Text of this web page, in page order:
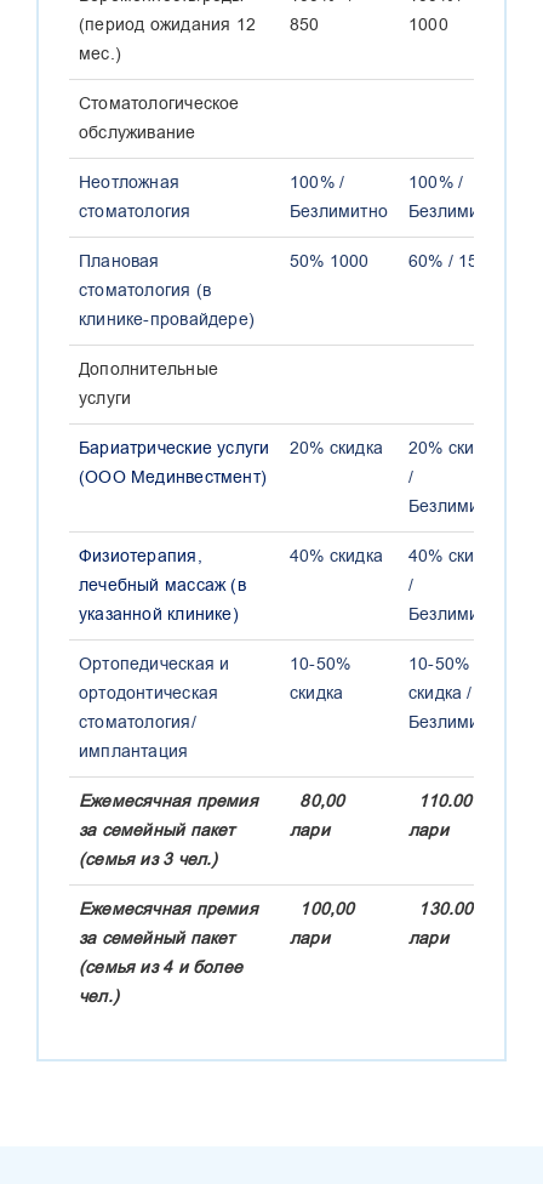
(период ожидания 12
мес.)
850
1000
Стоматологическое
обслуживание
Неотложная
стоматология
100% /
Безлимитно
100% /
Безлимитно
Плановая
стоматология (в
клинике-провайдере)
50% 1000 60% / 1500
Дополнительные
услуги
Бариатрические услуги
(ООО Мединвестмент)
20% скидка
20% скидка
/
Безлимитно
Физиотерапия,
лечебный массаж (в
указанной клинике)
40% скидка
40% скидка
/
Безлимитно
Ортопедическая и
ортодонтическая
стоматология/
имплантация
10-50%
скидка
10-50%
скидка /
Безлимитно
Ежемесячная премия
за семейный пакет
(семья из 3 чел.)
80,00
лари
110.00
лари
Ежемесячная премия
за семейный пакет
(семья из 4 и более
чел.)
100,00
лари
130.00
лари